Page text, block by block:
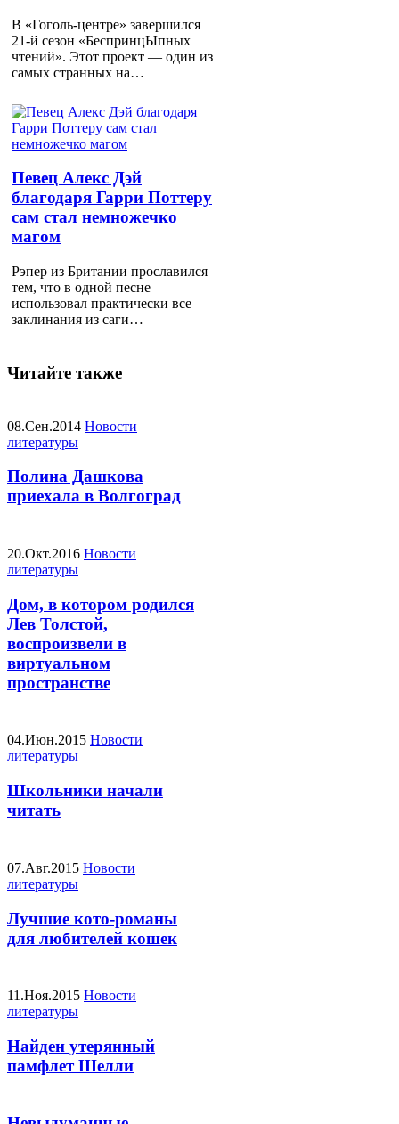
В «Гоголь-центре» завершился
21-й сезон «БеспринцЫпных
чтений». Этот проект — один из
самых странных на…
Певец Алекс Дэй
благодаря Гарри Поттеру
сам стал немножечко
магом
Рэпер из Британии прославился
тем, что в одной песне
использовал практически все
заклинания из саги…
Читайте также
08.Сен.2014 Новости
литературы
Полина Дашкова
приехала в Волгоград
20.Окт.2016 Новости
литературы
Дом, в котором родился
Лев Толстой,
воспроизвели в
виртуальном
пространстве
04.Июн.2015 Новости
литературы
Школьники начали
читать
07.Авг.2015 Новости
литературы
Лучшие кото-романы
для любителей кошек
11.Ноя.2015 Новости
литературы
Найден утерянный
памфлет Шелли